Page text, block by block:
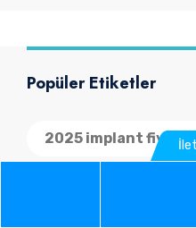
Popüler Etiketler
2025 implant